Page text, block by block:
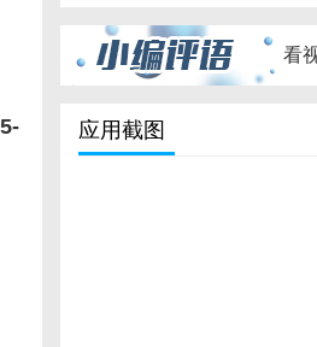
看
应用截图